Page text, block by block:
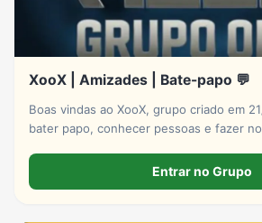
XooX | Amizades | Bate-papo 💬
Boas vindas ao XooX, grupo criado em
bater papo, conhecer pessoas e fazer
Entrar no Grupo